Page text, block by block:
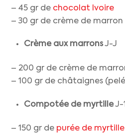
– 45 gr de chocolat Ivoire
– 30 gr de crème de marron
Crème aux marronsJ-J
– 200 gr de crème de
– 100 gr de châtaignes
Compotée de myrtilleJ-1
– 150 gr de purée de